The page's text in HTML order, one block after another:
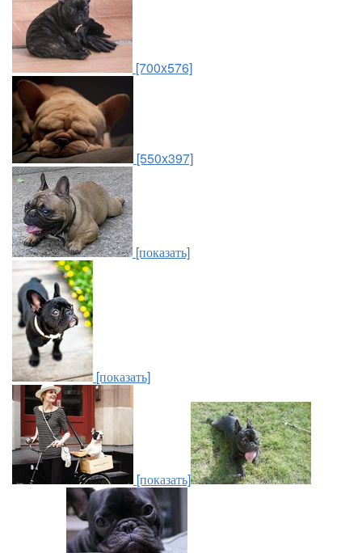
[700x576]
[550x397]
[показать]
[показать]
[показать]